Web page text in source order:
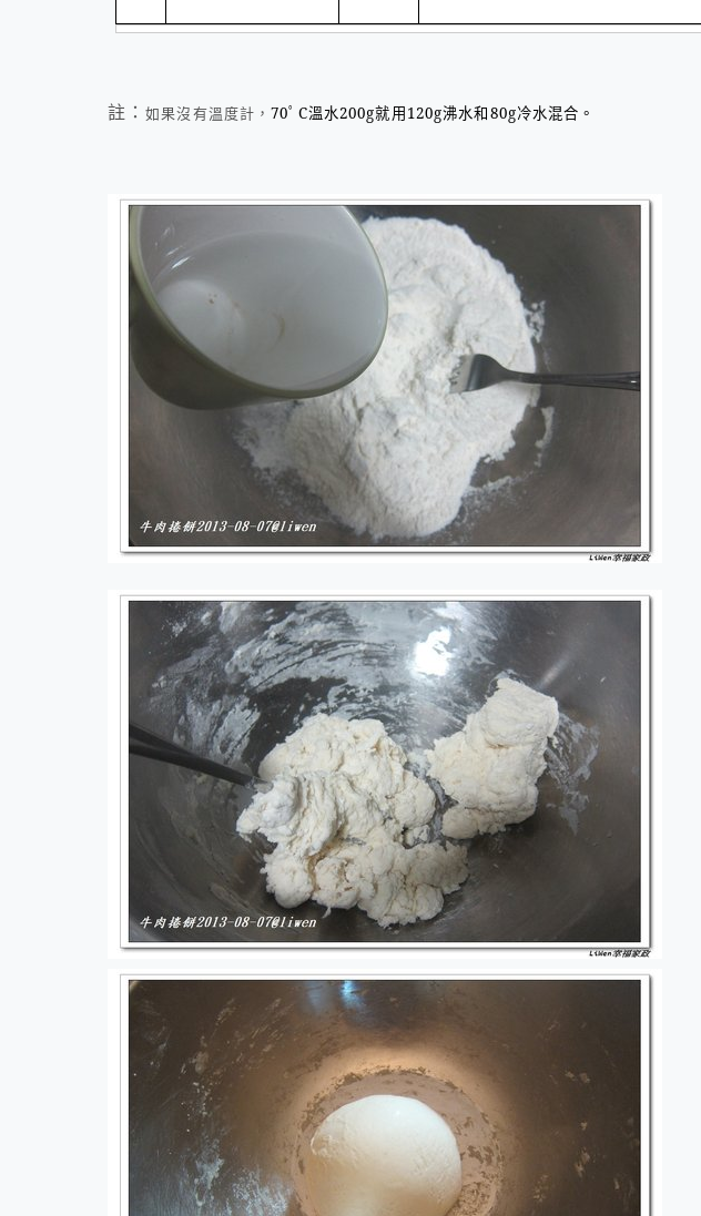
註：如果沒有溫度計，70ﾟ C溫水200g就用120g沸水和80g冷水混合。